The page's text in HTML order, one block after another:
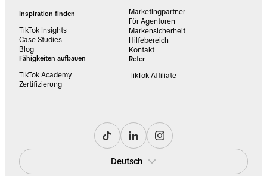
Inspiration finden
TikTok Insights
Case Studies
Blog
Fähigkeiten aufbauen
TikTok Academy
Zertifizierung
Marketingpartner
Für Agenturen
Markensicherheit
Hilfebereich
Kontakt
Refer
TikTok Affiliate
Deutsch